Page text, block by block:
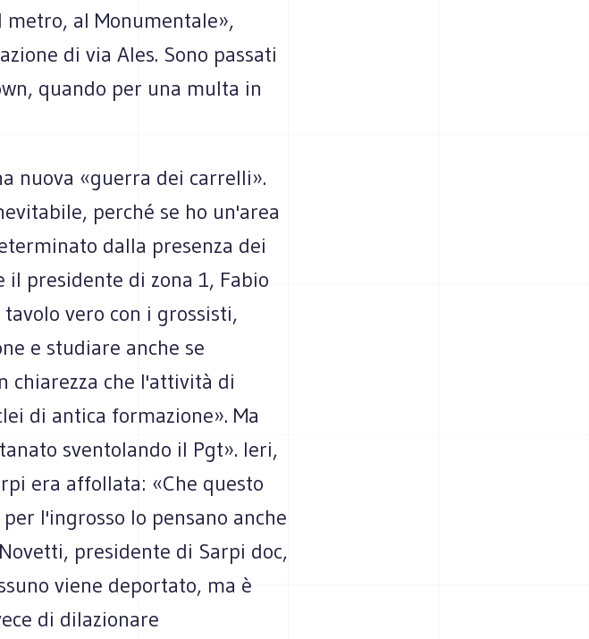
al Monumentale»,
di via Ales. Sono passati
quando per una multa in
nuova «guerra dei carrelli».
perché se ho un'area
dalla presenza dei
presidente di zona 1, Fabio
vero con i grossisti,
e studiare anche se
chiarezza che l'attività di
di antica formazione». Ma
sventolando il Pgt». Ieri,
era affollata: «Che questo
l'ingrosso lo pensano anche
presidente di Sarpi doc,
viene deportato, ma è
di dilazionare